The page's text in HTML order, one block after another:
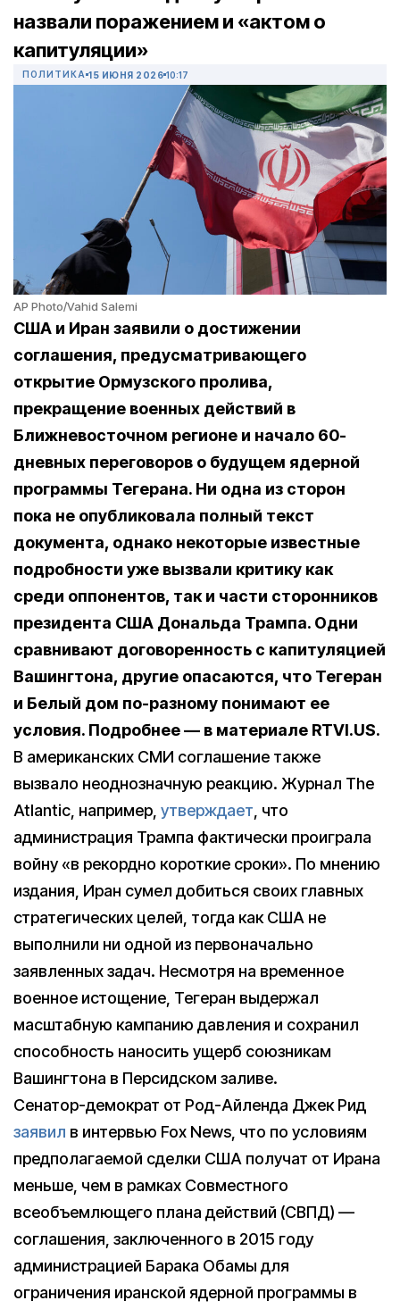
назвали поражением и «актом о
капитуляции»
ПОЛИТИКА 15 ИЮНЯ 2026 10:17
AP Photo/Vahid Salemi
США и Иран заявили о достижении
соглашения, предусматривающего
открытие Ормузского пролива,
прекращение военных действий в
Ближневосточном регионе и начало 60-
дневных переговоров о будущем ядерной
программы Тегерана. Ни одна из сторон
пока не опубликовала полный текст
документа, однако некоторые известные
подробности уже вызвали критику как
среди оппонентов, так и части сторонников
президента США Дональда Трампа. Одни
сравнивают договоренность с капитуляцией
Вашингтона, другие опасаются, что Тегеран
и Белый дом по-разному понимают ее
условия. Подробнее — в материале RTVI.US.
В американских СМИ соглашение также
вызвало неоднозначную реакцию. Журнал The
Atlantic, например, утверждает, что
администрация Трампа фактически проиграла
войну «в рекордно короткие сроки». По мнению
издания, Иран сумел добиться своих главных
стратегических целей, тогда как США не
выполнили ни одной из первоначально
заявленных задач. Несмотря на временное
военное истощение, Тегеран выдержал
масштабную кампанию давления и сохранил
способность наносить ущерб союзникам
Вашингтона в Персидском заливе.
Сенатор-демократ от Род-Айленда Джек Рид
заявил в интервью Fox News, что по условиям
предполагаемой сделки США получат от Ирана
меньше, чем в рамках Совместного
всеобъемлющего плана действий (СВПД) —
соглашения, заключенного в 2015 году
администрацией Барака Обамы для
ограничения иранской ядерной программы в